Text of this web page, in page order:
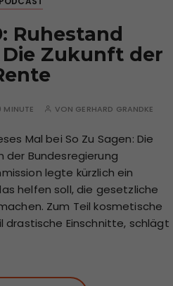
Ruhestand
Zukunft der
MINUTE VON GERHARD GRANDKE
Mal bei So Zu Sagen: Die
der Bundesregierung
legte kürzlich ein
helfen soll, die gesetzliche
Zum Teil kosmetische
drastische Einschnitte, schlägt